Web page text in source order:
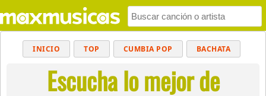
INICIO TOP CUMBIA POP BACHATA
POP MUSICA CRISTIANA REGGAETON
Escucha lo mejor de